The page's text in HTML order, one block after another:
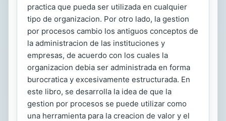
practica que pueda ser utilizada en cualquier
tipo de organizacion. Por otro lado, la gestion
por procesos cambio los antiguos conceptos de
la administracion de las instituciones y
empresas, de acuerdo con los cuales la
organizacion debia ser administrada en forma
burocratica y excesivamente estructurada. En
este libro, se desarrolla la idea de que la
gestion por procesos se puede utilizar como
una herramienta para la creacion de valor y el